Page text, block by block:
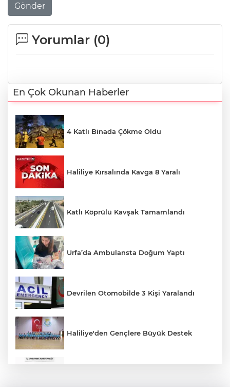
Gönder
Yorumlar (0)
En Çok Okunan Haberler
4 Katlı Binada Çökme Oldu
Haliliye Kırsalında Kavga 8 Yaralı
Katlı Köprülü Kavşak Tamamlandı
Urfa’da Ambulansta Doğum Yaptı
Devrilen Otomobilde 3 Kişi Yaralandı
Haliliye'den Gençlere Büyük Destek